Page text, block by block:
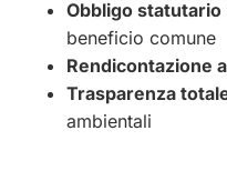
Obbligo statutario
beneficio comune
Rendicontazione
Trasparenza
ambientali